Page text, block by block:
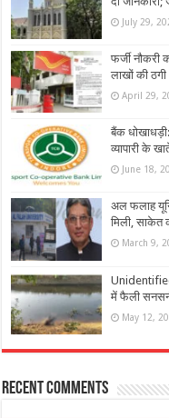
July 29,
फर्जी नौकरी
लाखों की ठगी
April 29,
बैंक
व्यापारी के
June 18,
अल फलाह
मिली, साकेत
March 9,
Unidentified
में फैली
May 12,
Recent Comments